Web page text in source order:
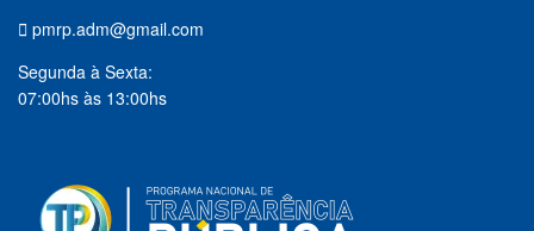
pmrp.adm@gmail.com
Segunda à Sexta:
07:00hs às 13:00hs